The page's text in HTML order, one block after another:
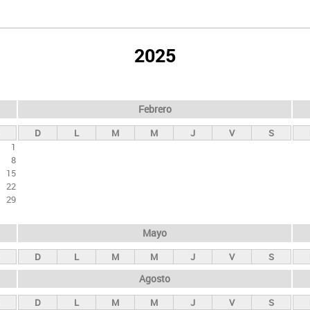
2025
1
8
15
22
29
Febrero
D L M M J V S
Mayo
D L M M J V S
Agosto
D L M M J V S